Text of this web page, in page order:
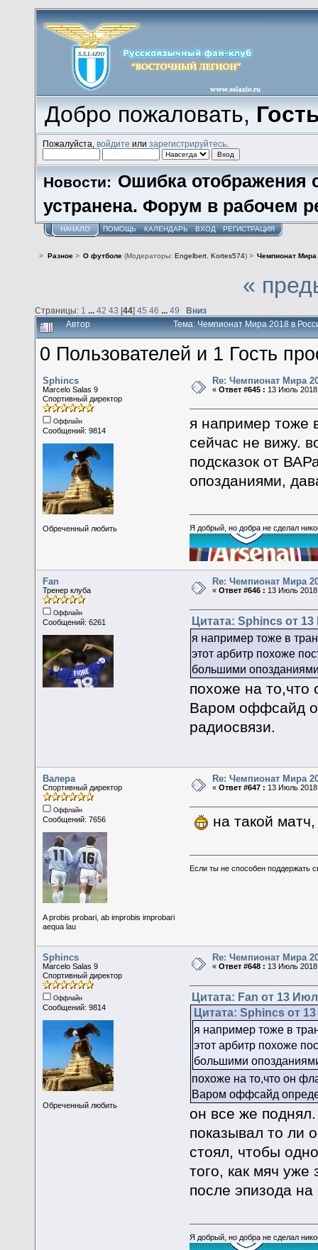
Добро пожаловать,
Пожалуйста,войдите илизарегистрируйтесь
Новости: Ошибка отображения
устранена. Форум в рабочем
НАЧАЛО ПОМОЩЬ КАЛЕНДАРЬ ВХОД РЕГИСТРАЦИЯ
> Разное> О футболе(Модераторы: Engelbert, Kortes574) > Чемпионат
«
Страницы: 1 42 43 [44] 45 46 49 Вниз
Автор Тема: Чемпионат Мира 2018 в
0 Пользователей и 1 Гость
Sphincs
Marcelo Salas 9
Спортивный директор
Оффлайн
Сообщений: 9814
Обреченный любить
Re: Чемпионат Мира
«Ответ #645 : 13 Июль
я например тоже
сейчас не вижу.
подсказок от
опозданиями,
Я добрый, но добра не сделал
Fan
Тренер клуба
Оффлайн
Сообщений: 6261
Re: Чемпионат Мира
«Ответ #646 : 13 Июль
Цитата: Sphincs от
я например тоже в
этот арбитр похоже
большими
похоже на то,что
Варом оффсайд
радиосвязи.
Валера
Спортивный директор
Оффлайн
Сообщений: 7656
A probis probari, ab improbis improbari
aequa lau
Re: Чемпионат Мира
«Ответ #647 : 13 Июль
на такой
Если ты не способен поддержать
Sphincs
Marcelo Salas 9
Спортивный директор
Оффлайн
Сообщений: 9814
Обреченный любить
Re: Чемпионат Мира
«Ответ #648 : 13 Июль
Цитата: Fan от 13
Цитата: Sphincs от
я например тоже в
этот арбитр похоже
большими
похоже на то,что он
Варом оффсайд
он все же
показывал то ли
стоял, чтобы
того, как мяч
после эпизода
Я добрый, но добра не сделал